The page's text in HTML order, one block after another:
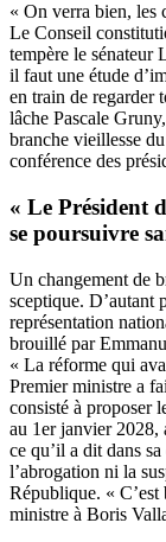
« On verra bien, les
Le Conseil
tempère le sénateur
il faut une étude
en train de regarder
lâche Pascale
branche vieillesse
conférence des
« Le Président
se poursuivre
Un changement de
sceptique. D’autant
représentation
brouillé par
« La réforme qui
Premier ministre a
consisté à proposer
au 1er janvier 2028,
ce qu’il a dit dans
l’abrogation ni la
République. « C’est
ministre à Boris